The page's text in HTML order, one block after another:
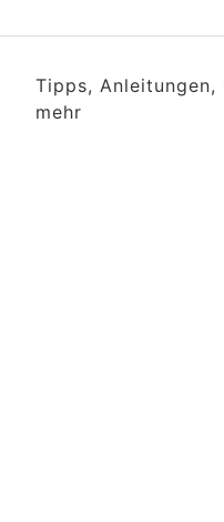
Tipps, Anleitungen,
mehr